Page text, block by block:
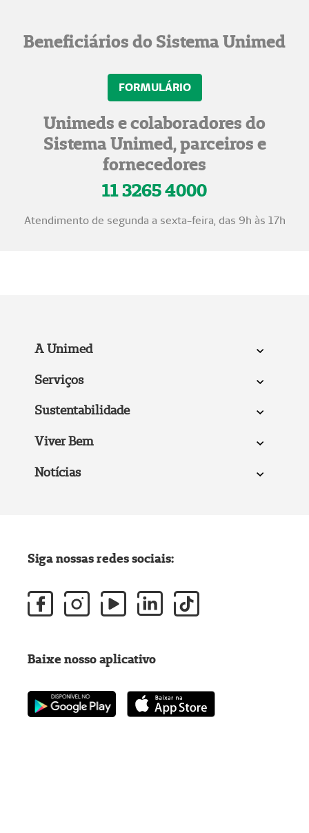
Beneficiários do Sistema Unimed
FORMULÁRIO
Unimeds e colaboradores do
Sistema Unimed, parceiros e
fornecedores
11 3265 4000
Atendimento de segunda a sexta-feira, das 9h às 17h
A Unimed
Serviços
Sustentabilidade
Viver Bem
Notícias
Siga nossas redes sociais:
Baixe nosso aplicativo